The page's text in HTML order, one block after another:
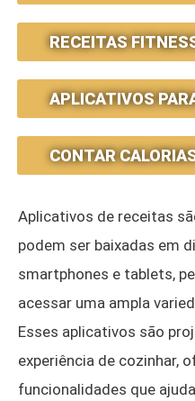
RECEITAS
APLICATIVOS
CONTAR
Aplicativos de receitas
podem ser baixadas em
smartphones e tablets,
acessar uma ampla
Esses aplicativos são
experiência de cozinhar,
funcionalidades que